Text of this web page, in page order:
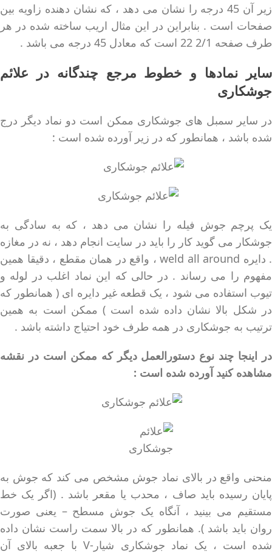
زیر آن 45 درجه را نشان می دهد ، که نشان دهنده زاویه بین
صفحات است . بنابراین در این مثال اریب ساخته شده در هر
طرف صفحه 2/1 22 است که معادل 45 درجه می باشد .
سایر نمادها و خطوط مرجع چندگانه در علائم
جوشکاری
در سایر سمبل های جوشکاری ممکن است دو نماد دیگر درج
شده باشد ، همانطور که در زیر آورده شده است :
یک پرچم جوش فیله را نشان می دهد ، که به سادگی به
جوشکار می گوید کار را باید در سایت انجام دهد ، نه در مغازه
. دایره weld all around ، واقع در همان مقطع ، دقیقا همین
مفهوم را می رساند . در حالی که این نماد اغلب در لوله و
تیوب استفاده می شود ، یک قطعه غیر دایره ای ( همانطور که
در شکل بالا نشان داده شده است ) ممکن است به همین
ترتیب به جوشکاری در همه طرف خود احتیاج داشته باشد .
در اینجا چند نوع دستورالعمل دیگر که ممکن است در نقشه
مشاهده کنید آورده شده است :
منحنی واقع در بالای نماد جوش مشخص می کند که جوش به
پایان رسیده باید صاف ، محدب یا مقعر باشد . (اگر یک خط
مستقیم می بینید ، آنگاه یک جوش مسطح – یعنی صورت
روان باید باشد ). همانطور که در بالا سمت راست نشان داده
شده است ، یک نماد جوشکاری شیار-V با جعبه بالای آن